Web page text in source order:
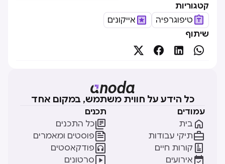
קטגוריות
טיפוגרפיה
אייקונים
שיתוף




כל הידע על חווית משתמש, במקום אחד
עמודים
בית 
תיקי עבודות
קורות חיים 
אירועים 
תכנים
כל התכנים
פוסטים ומאמרים
פודקאסטים
סרטונים